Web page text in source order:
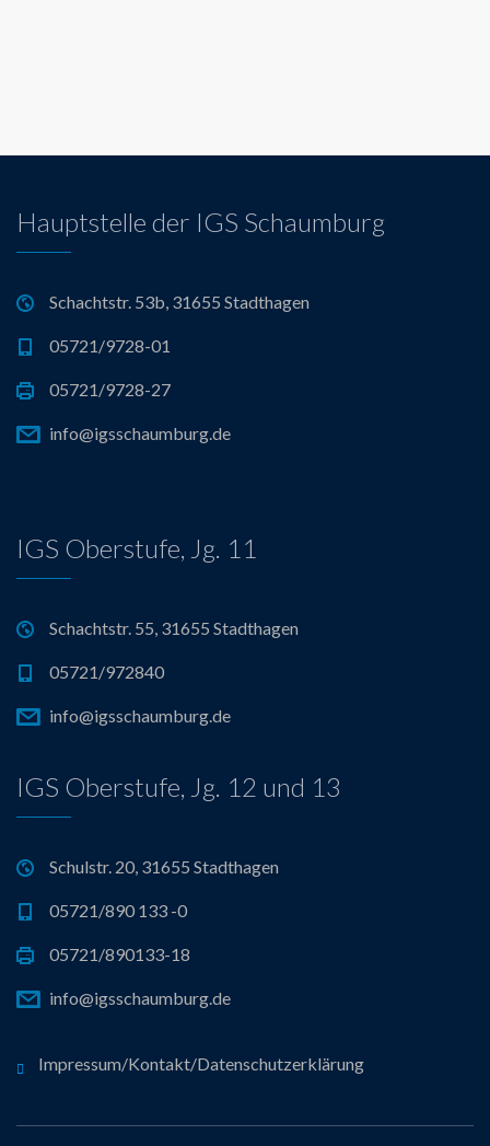
Hauptstelle der IGS Schaumburg
Schachtstr. 53b, 31655 Stadthagen
05721/9728-01
05721/9728-27
info@igsschaumburg.de
IGS Oberstufe, Jg. 11
Schachtstr. 55, 31655 Stadthagen
05721/972840
info@igsschaumburg.de
IGS Oberstufe, Jg. 12 und 13
Schulstr. 20, 31655 Stadthagen
05721/890 133 -0
05721/890133-18
info@igsschaumburg.de
Impressum/Kontakt/Datenschutzerklärung